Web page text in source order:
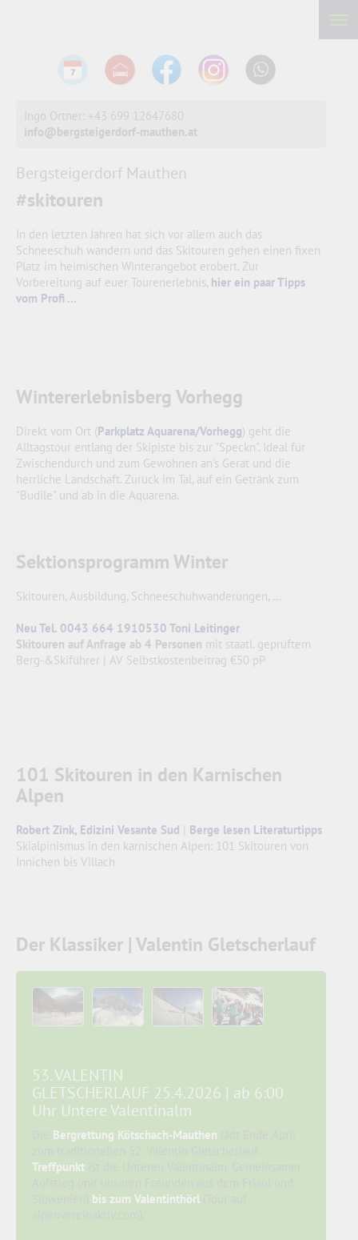
Ingo Ortner: +43 699 12647680
info@bergsteigerdorf-mauthen.at
Bergsteigerdorf Mauthen
#skitouren
In den letzten Jahren hat sich vor allem auch das
Schneeschuh wandern und das Skitouren gehen einen fixen
Platz im heimischen Winterangebot erobert. Zur
Vorbereitung auf euer Tourenerlebnis, hier ein paar Tipps
vom Profi ...
Wintererlebnisberg Vorhegg
Direkt vom Ort (Parkplatz Aquarena/Vorhegg) geht die
Alltagstour entlang der Skipiste bis zur "Speckn". Ideal für
Zwischendurch und zum Gewöhnen an's Gerät und die
herrliche Landschaft. Zurück im Tal, auf ein Getränk zum
"Budile" und ab in die Aquarena.
Sektionsprogramm Winter
Skitouren, Ausbildung, Schneeschuhwanderungen, ...
Neu Tel. 0043 664 1910530 Toni Leitinger
Skitouren auf Anfrage ab 4 Personen mit staatl. geprüftem
Berg-&Skiführer | AV Selbstkostenbeitrag €50 pP
101 Skitouren in den Karnischen
Alpen
Robert Zink, Edizini Vesante Sud
Berge lesen Literaturtipps
Skialpinismus in den karnischen Alpen: 101 Skitouren von
Innichen bis Villach
Der Klassiker | Valentin Gletscherlauf
53. VALENTIN
GLETSCHERLAUF 25.4.2026 | ab 6:00
Uhr Untere Valentinalm
Bergrettung Kötschach-Mauthen
Treffpunkt
bis zum Valentinthörl